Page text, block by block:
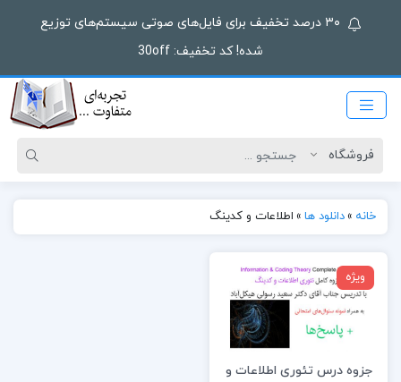
۳۰ درصد تخفیف برای فایل‌های صوتی سیستم‌های توزیع
شده! کد تخفیف: 30off
خانه »دانلود ها » اطلاعات و کدینگ
ویژه
جزوه درس تئوری اطلاعات و